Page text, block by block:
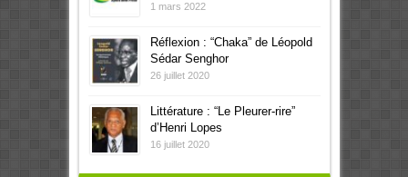
1 mars 2022
Réflexion : “Chaka” de Léopold
Sédar Senghor
26 juillet 2020
Littérature : “Le Pleurer-rire”
d’Henri Lopes
16 juillet 2020